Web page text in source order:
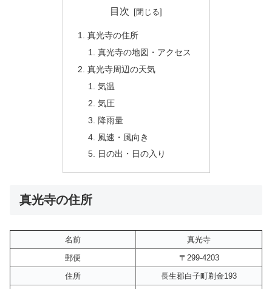
目次
真光寺の住所
真光寺の地図・アクセス
真光寺周辺の天気
気温
気圧
降雨量
風速・風向き
日の出・日の入り
真光寺の住所
名前
真光寺
郵便
〒299-4203
住所
長生郡白子町剃金193